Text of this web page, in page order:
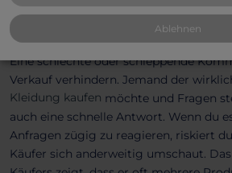
Käufer sind ungeduldig
Eine schlechte oder schleppende
Verkauf verhindern. Jemand der
Kleidung kaufen möchte und Fragen
auch eine schnelle Antwort. Wenn du
Anfragen zügig zu reagieren, riskiert
Käufer sich anderweitig umschaut.
Ablehnen